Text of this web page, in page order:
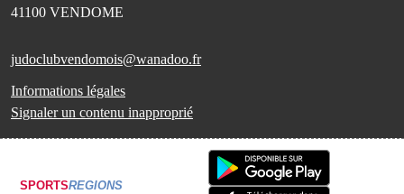
41100 VENDOME
judoclubvendomois@wanadoo.fr
Informations légales
Signaler un contenu inapproprié
SPORTSREGIONS